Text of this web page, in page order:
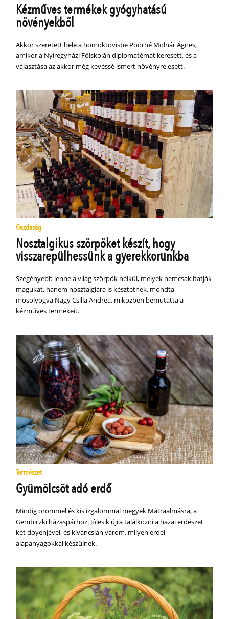
Kézműves termékek gyógyhatású
növényekből
Akkor szeretett bele a homoktövisbe Poórné Molnár Ágnes,
amikor a Nyíregyházi Főiskolán diplomatémát keresett, és a
választása az akkor még kevéssé ismert növényre esett.
Gazdaság
Nosztalgikus szörpöket készít, hogy
visszarepülhessünk a gyerekkorunkba
Szegényebb lenne a világ szörpök nélkül, melyek nemcsak itatják
magukat, hanem nosztalgiára is késztetnek, mondta
mosolyogva Nagy Csilla Andrea, miközben bemutatta a
kézműves termékeit.
Természet
Gyümölcsöt adó erdő
Mindig örömmel és kis izgalommal megyek Mátraalmásra, a
Gembiczki házaspárhoz. Jólesik újra találkozni a hazai erdészet
két doyenjével, és kíváncsian várom, milyen erdei
alapanyagokkal készülnek.